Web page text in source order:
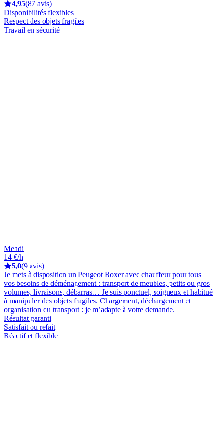
4,95(87 avis)
Disponibilités flexibles
Respect des objets fragiles
Travail en sécurité
Mehdi
14 €/h
5,0(9 avis)
Je mets à disposition un Peugeot Boxer avec chauffeur pour tous
vos besoins de déménagement : transport de meubles, petits ou gros
volumes, livraisons, débarras… Je suis ponctuel, soigneux et habitué
à manipuler des objets fragiles. Chargement, déchargement et
organisation du transport : je m’adapte à votre demande.
Résultat garanti
Satisfait ou refait
Réactif et flexible